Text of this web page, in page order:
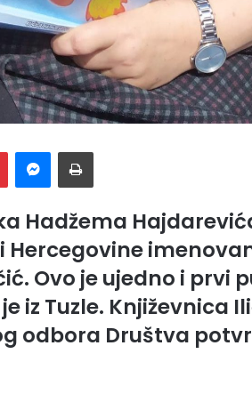
Hadžema
Hercegovine
Ovo je ujedno i prvi
iz Tuzle. Književnica
odbora Društva